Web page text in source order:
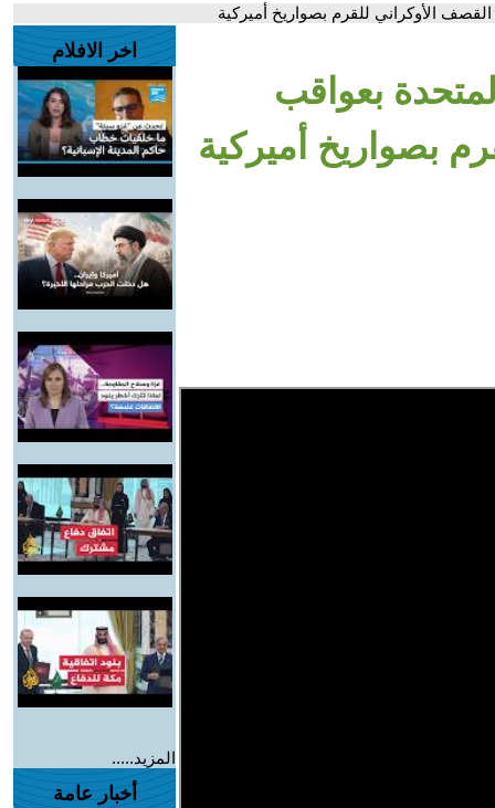
الأوكراني للقرم بصواريخ أميركية
بعواقب
بصواريخ أميركية
اخر الافلام
المزيد.....
أخبار عامة